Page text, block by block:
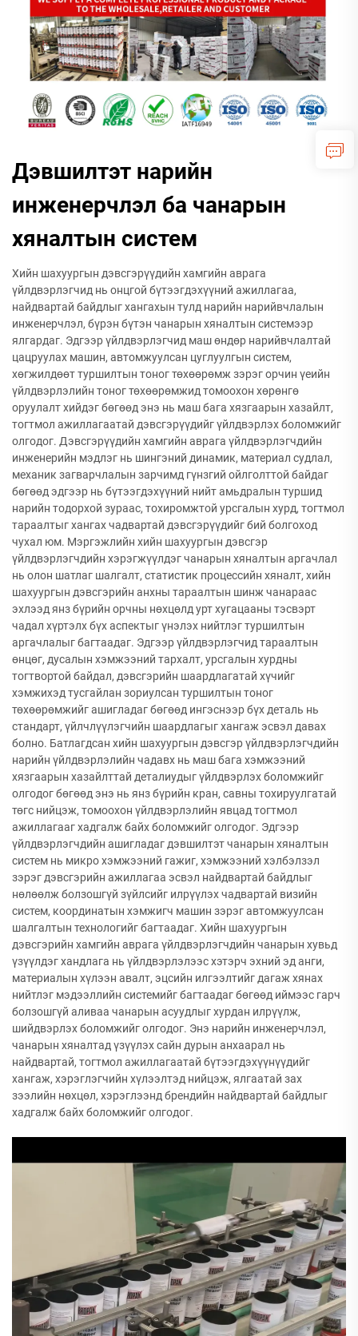
Дэвшилтэт нарийн
инженерчлэл ба чанарын
хяналтын систем
Хийн шахуургын дэвсгэрүүдийн хамгийн аврага
үйлдвэрлэгчид нь онцгой бүтээгдэхүүний ажиллагаа,
найдвартай байдлыг хангахын тулд нарийн нарийвчлалын
инженерчлэл, бүрэн бүтэн чанарын хяналтын системээр
ялгардаг. Эдгээр үйлдвэрлэгчид маш өндөр нарийвчлалтай
цацруулах машин, автомжуулсан цуглуулгын систем,
хөгжилдөөт туршилтын тоног төхөөрөмж зэрэг орчин үеийн
үйлдвэрлэлийн тоног төхөөрөмжид томоохон хөрөнгө
оруулалт хийдэг бөгөөд энэ нь маш бага хязгаарын хазайлт,
тогтмол ажиллагаатай дэвсгэрүүдийг үйлдвэрлэх боломжийг
олгодог. Дэвсгэрүүдийн хамгийн аврага үйлдвэрлэгчдийн
инженерийн мэдлэг нь шингэний динамик, материал судлал,
механик загварчлалын зарчимд гүнзгий ойлголттой байдаг
бөгөөд эдгээр нь бүтээгдэхүүний нийт амьдралын туршид
нарийн тодорхой зураас, тохиромжтой урсгалын хурд, тогтмол
тараалтыг хангах чадвартай дэвсгэрүүдийг бий болгоход
чухал юм. Мэргэжлийн хийн шахуургын дэвсгэр
үйлдвэрлэгчдийн хэрэгжүүлдэг чанарын хяналтын аргачлал
нь олон шатлаг шалгалт, статистик процессийн хяналт, хийн
шахуургын дэвсгэрийн анхны тараалтын шинж чанараас
эхлээд янз бүрийн орчны нөхцөлд урт хугацааны тэсвэрт
чадал хүртэлх бүх аспектыг үнэлэх нийтлэг туршилтын
аргачлалыг багтаадаг. Эдгээр үйлдвэрлэгчид тараалтын
өнцөг, дусалын хэмжээний тархалт, урсгалын хурдны
тогтвортой байдал, дэвсгэрийн шаардлагатай хүчийг
хэмжихэд тусгайлан зориулсан туршилтын тоног
төхөөрөмжийг ашигладаг бөгөөд ингэснээр бүх деталь нь
стандарт, үйлчлүүлэгчийн шаардлагыг хангаж эсвэл давах
болно. Батлагдсан хийн шахуургын дэвсгэр үйлдвэрлэгчдийн
нарийн үйлдвэрлэлийн чадавх нь маш бага хэмжээний
хязгаарын хазайлттай деталиудыг үйлдвэрлэх боломжийг
олгодог бөгөөд энэ нь янз бүрийн кран, савны тохируулгатай
төгс нийцэж, томоохон үйлдвэрлэлийн явцад тогтмол
ажиллагааг хадгалж байх боломжийг олгодог. Эдгээр
үйлдвэрлэгчдийн ашигладаг дэвшилтэт чанарын хяналтын
систем нь микро хэмжээний гажиг, хэмжээний хэлбэлзэл
зэрэг дэвсгэрийн ажиллагаа эсвэл найдвартай байдлыг
нөлөөлж болзошгүй зүйлсийг илрүүлэх чадвартай визийн
систем, координатын хэмжигч машин зэрэг автомжуулсан
шалгалтын технологийг багтаадаг. Хийн шахуургын
дэвсгэрийн хамгийн аврага үйлдвэрлэгчдийн чанарын хувьд
үзүүлдэг хандлага нь үйлдвэрлэлээс хэтэрч эхний эд анги,
материалын хүлээн авалт, эцсийн илгээлтийг дагаж хянах
нийтлэг мэдээллийн системийг багтаадаг бөгөөд иймээс гарч
болзошгүй аливаа чанарын асуудлыг хурдан илрүүлж,
шийдвэрлэх боломжийг олгодог. Энэ нарийн инженерчлэл,
чанарын хяналтад үзүүлэх сайн дурын анхаарал нь
найдвартай, тогтмол ажиллагаатай бүтээгдэхүүнүүдийг
хангаж, хэрэглэгчийн хүлээлтэд нийцэж, ялгаатай зах
зээлийн нөхцөл, хэрэглээнд брендийн найдвартай байдлыг
хадгалж байх боломжийг олгодог.